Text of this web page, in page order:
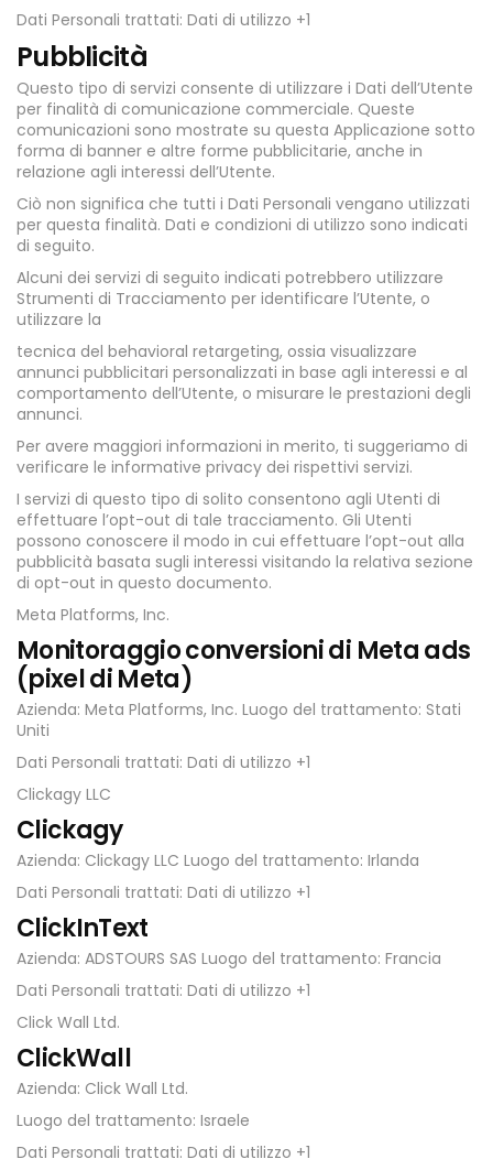
Dati Personali trattati: Dati di utilizzo +1
Pubblicità
Questo tipo di servizi consente di utilizzare i Dati dell’Utente
per finalità di comunicazione commerciale. Queste
comunicazioni sono mostrate su questa Applicazione sotto
forma di banner e altre forme pubblicitarie, anche in
relazione agli interessi dell’Utente.
Ciò non significa che tutti i Dati Personali vengano utilizzati
per questa finalità. Dati e condizioni di utilizzo sono indicati
di seguito.
Alcuni dei servizi di seguito indicati potrebbero utilizzare
Strumenti di Tracciamento per identificare l’Utente, o
utilizzare la
tecnica del behavioral retargeting, ossia visualizzare
annunci pubblicitari personalizzati in base agli interessi e al
comportamento dell’Utente, o misurare le prestazioni degli
annunci.
Per avere maggiori informazioni in merito, ti suggeriamo di
verificare le informative privacy dei rispettivi servizi.
I servizi di questo tipo di solito consentono agli Utenti di
effettuare l’opt-out di tale tracciamento. Gli Utenti
possono conoscere il modo in cui effettuare l’opt-out alla
pubblicità basata sugli interessi visitando la relativa sezione
di opt-out in questo documento.
Meta Platforms, Inc.
Monitoraggio conversioni di Meta ads
(pixel di Meta)
Azienda: Meta Platforms, Inc. Luogo del trattamento: Stati
Uniti
Dati Personali trattati: Dati di utilizzo +1
Clickagy LLC
Clickagy
Azienda: Clickagy LLC Luogo del trattamento: Irlanda
Dati Personali trattati: Dati di utilizzo +1
ClickInText
Azienda: ADSTOURS SAS Luogo del trattamento: Francia
Dati Personali trattati: Dati di utilizzo +1
Click Wall Ltd.
ClickWall
Azienda: Click Wall Ltd.
Luogo del trattamento: Israele
Dati Personali trattati: Dati di utilizzo +1